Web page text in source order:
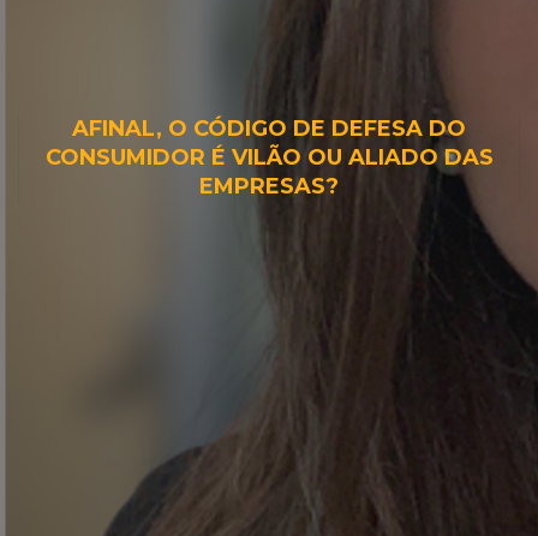
AFINAL, O CÓDIGO DE DEFESA DO
CONSUMIDOR É VILÃO OU ALIADO DAS
EMPRESAS?